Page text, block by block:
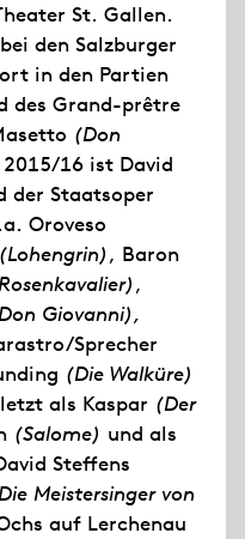
St. Gallen.
den Salzburger
in den Partien
des Grand-prêtre
(Don
16 ist David
der Staatsoper
Oroveso
(Lohengrin), Baron
,
Giovanni),
Sprecher
(Die Walküre)
als Kaspar (Der
(Salome) und als
Steffens
Meistersinger von
auf Lerchenau